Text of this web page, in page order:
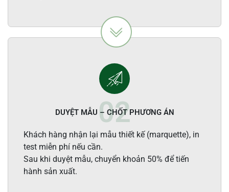
DUYỆT MẪU – CHỐT PHƯƠNG ÁN
Khách hàng nhận lại mẫu thiết kế (marquette), in
test miễn phí nếu cần.
Sau khi duyệt mẫu, chuyển khoản 50% để tiến
hành sản xuất.